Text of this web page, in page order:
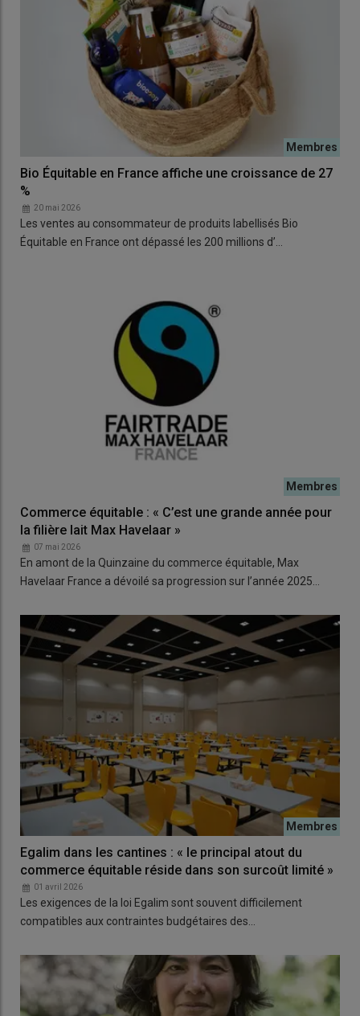
Bio Équitable en France affiche une croissance de 27
%
20 mai 2026
Les ventes au consommateur de produits labellisés Bio
Équitable en France ont dépassé les 200 millions d’…
Commerce équitable : « C’est une grande année pour
la filière lait Max Havelaar »
07 mai 2026
En amont de la Quinzaine du commerce équitable, Max
Havelaar France a dévoilé sa progression sur l’année 2025…
Egalim dans les cantines : « le principal atout du
commerce équitable réside dans son surcoût limité »
01 avril 2026
Les exigences de la loi Egalim sont souvent difficilement
compatibles aux contraintes budgétaires des…